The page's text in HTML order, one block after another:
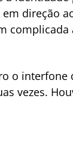
direção
o
vezes.